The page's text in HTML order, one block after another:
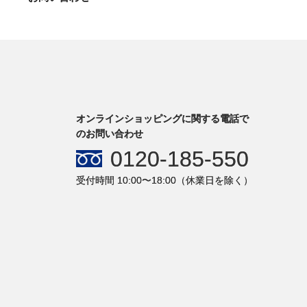
オンラインショッピングに関する電話で
のお問い合わせ
0120-185-550
受付時間 10:00〜18:00（休業日を除く）